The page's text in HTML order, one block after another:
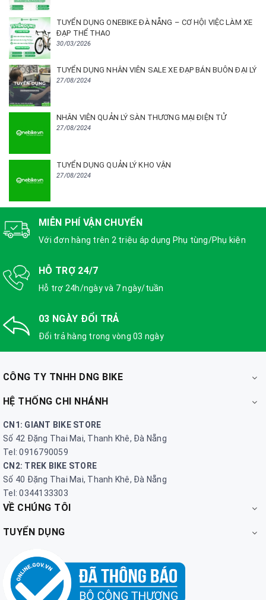
TUYỂN DỤNG ONEBIKE ĐÀ NẴNG – CƠ HỘI VIỆC LÀM XE
ĐẠP THỂ THAO
30/03/2026
TUYỂN DỤNG NHÂN VIÊN SALE XE ĐẠP BÁN BUÔN ĐẠI LÝ
27/08/2024
NHÂN VIÊN QUẢN LÝ SÀN THƯƠNG MẠI ĐIỆN TỬ
27/08/2024
TUYỂN DỤNG QUẢN LÝ KHO VẬN
27/08/2024
MIỄN PHÍ VẬN CHUYỂN
Với đơn hàng trên 2 triệu áp dụng Phụ tùng/Phụ kiện
HỖ TRỢ 24/7
Hỗ trợ 24h/ngày và 7 ngày/tuần
03 NGÀY ĐỔI TRẢ
Đổi trả hàng trong vòng 03 ngày
CÔNG TY TNHH DNG BIKE
HỆ THỐNG CHI NHÁNH
CN1: GIANT BIKE STORE
Số 42 Đặng Thai Mai, Thanh Khê, Đà Nẵng
Tel: 0916790059
CN2: TREK BIKE STORE
Số 40 Đặng Thai Mai, Thanh Khê, Đà Nẵng
Tel: 0344133303
VỀ CHÚNG TÔI
TUYỂN DỤNG